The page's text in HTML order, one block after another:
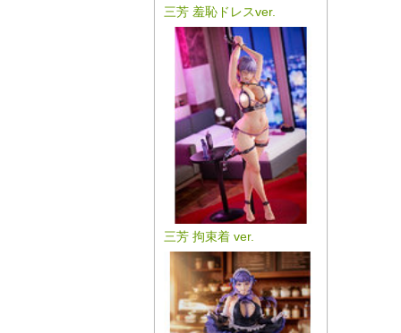
三芳 羞恥ドレスver.
三芳 拘束着 ver.